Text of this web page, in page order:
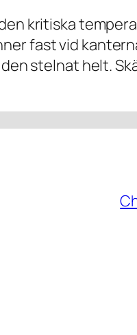
kritiska
fast vid
stelnat helt.